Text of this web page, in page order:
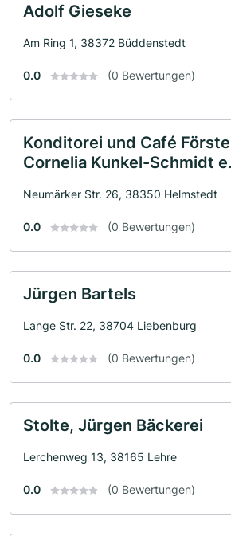
Adolf Gieseke
Am Ring 1, 38372 Büddenstedt
0.0 (0 Bewertungen)
Konditorei und Café
Cornelia Kunkel-Schmidt
Neumärker Str. 26, 38350 Helmstedt
0.0 (0 Bewertungen)
Jürgen Bartels
Lange Str. 22, 38704 Liebenburg
0.0 (0 Bewertungen)
Stolte, Jürgen Bäckerei
Lerchenweg 13, 38165 Lehre
0.0 (0 Bewertungen)